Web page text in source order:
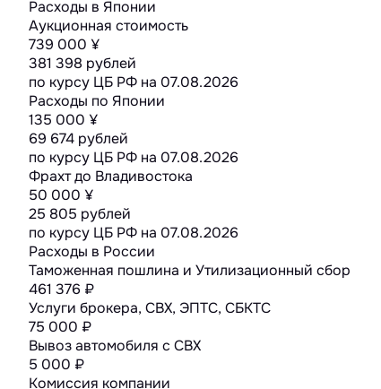
Расходы в Японии
Аукционная стоимость
739 000 ¥
381 398 рублей
по курсу ЦБ РФ на 07.08.2026
Расходы по Японии
135 000 ¥
69 674 рублей
по курсу ЦБ РФ на 07.08.2026
Фрахт до Владивостока
50 000 ¥
25 805 рублей
по курсу ЦБ РФ на 07.08.2026
Расходы в России
Таможенная пошлина и Утилизационный сбор
461 376 ₽
Услуги брокера, СВХ, ЭПТС, СБКТС
75 000 ₽
Вывоз автомобиля с СВХ
5 000 ₽
Комиссия компании